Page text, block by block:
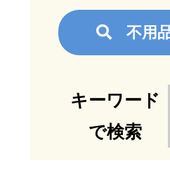
不用
キーワード
で検索